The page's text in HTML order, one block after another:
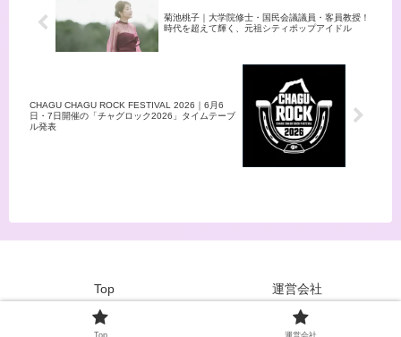
己肯定感を高めるメッセージ性
のある楽曲が特徴です。 K-
POP初心者から熱心なファンま
で、幅広い層に支持される彼女
ニメとの縁を重ねながら活動を
拡大しました。 結成10周年を
大阪城音楽堂公演
「Midsummer」の指定席SOLD
OUTを達成するなど、バンドの
勢いは増しています。 この記事
では、そんなリーガルリリーの
プロフィール・来歴・おすすめ
楽曲をご紹介します。
菊池桃子｜大学院修士・国民会議議員・客員教授！
時代を超えて輝く、元祖シティポップアイドル
CHAGU CHAGU ROCK FESTIVAL 2026｜6月6
日・7日開催の「チャグロック2026」タイムテーブ
ル発表
Top 運営会社
© 2023~2026 bhodhit magazine co. / bhodhit LLC
Top 運営会社